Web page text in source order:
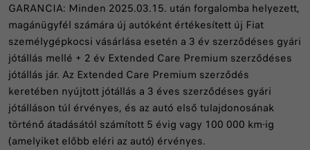
GARANCIA: Minden 2025.03.15. után forgalomba helyezett,
magánügyfél számára új autóként értékesített új Fiat
személygépkocsi vásárlása esetén a 3 év szerződéses gyári
jótállás mellé + 2 év Extended Care Premium szerződéses
jótállás jár. Az Extended Care Premium szerződés
keretében nyújtott jótállás a 3 éves szerződéses gyári
jótálláson túl érvényes, és az autó első tulajdonosának
történő átadásától számított 5 évig vagy 100 000 km-ig
(amelyiket előbb eléri az autó) érvényes.